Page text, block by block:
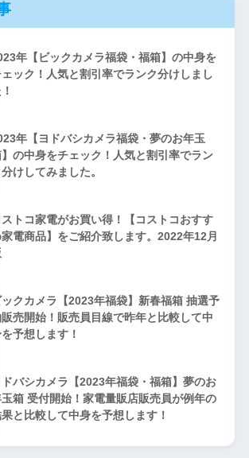
年【ビックカメラ福袋・福箱】の中身を
ック！人気と割引率でランク分けしまし
年【ヨドバシカメラ福袋・夢のお年玉
の中身をチェック！人気と割引率でラン
けしてみました。
ストコ家電がお買い得！【コストコおすす
電商品】をご紹介致します。2022年12月
ックカメラ【2023年福袋】新春福箱 抽選予
売開始！販売員目線で昨年と比較して中
予想します！
ドバシカメラ【2023年福袋・福箱】夢のお
箱 受付開始！家電量販店販売員が例年の
と比較して中身を予想します！